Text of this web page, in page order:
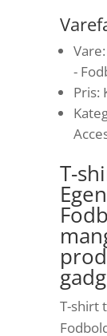
-
Pris:
T-
T-shirt